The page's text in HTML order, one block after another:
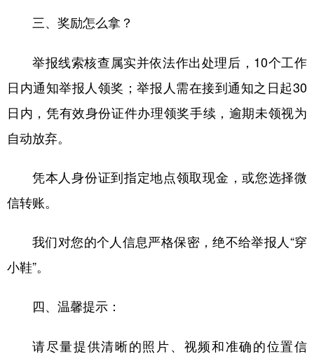
三、奖励怎么拿？
举报线索核查属实并依法作出处理后，10个工作
日内通知举报人领奖；举报人需在接到通知之日起30
日内，凭有效身份证件办理领奖手续，逾期未领视为
自动放弃。
凭本人身份证到指定地点领取现金，或您选择微
信转账。
我们对您的个人信息严格保密，绝不给举报人“穿
小鞋”。
四、温馨提示：
请尽量提供清晰的照片、视频和准确的位置信